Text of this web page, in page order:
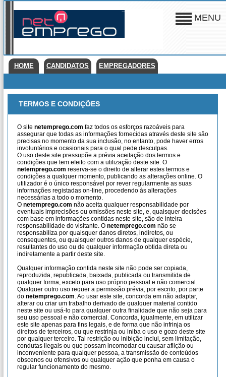
MENU
HOME CANDIDATOS EMPREGADORES
TERMOS E CONDIÇÕES
O site netemprego.com faz todos os esforços razoáveis para
assegurar que todas as informações fornecidas através deste site são
precisas no momento da sua inclusão, no entanto, pode haver erros
involuntários e ocasionais para o qual pede desculpas.
O uso deste site pressupõe a prévia aceitação dos termos e
condições que tem efeito com a utilização deste site. O
netemprego.com reserva-se o direito de alterar estes termos e
condições a qualquer momento, publicando as alterações online. O
utilizador é o único responsável por rever regularmente as suas
informações registadas on-line, procedendo às alterações
necessárias a todo o momento.
O netemprego.com não aceita qualquer responsabilidade por
eventuais imprecisões ou omissões neste site, e, quaisquer decisões
com base em informações contidas neste site, são de inteira
responsabilidade do visitante. O netemprego.com não se
responsabiliza por quaisquer danos diretos, indiretos, ou
consequentes, ou quaisquer outros danos de qualquer espécie,
resultantes do uso ou de qualquer informação obtida direta ou
indiretamente a partir deste site.
Qualquer informação contida neste site não pode ser copiada,
reproduzida, republicada, baixada, publicada ou transmitida de
qualquer forma, exceto para uso próprio pessoal e não comercial.
Qualquer outro uso requer a permissão prévia, por escrito, por parte
do netemprego.com. Ao usar este site, concorda em não adaptar,
alterar ou criar um trabalho derivado de qualquer material contido
neste site ou usá-lo para qualquer outra finalidade que não seja para
seu uso pessoal e não comercial. Concorda, igualmente, em utilizar
este site apenas para fins legais, e de forma que não infrinja os
direitos de terceiros, ou que restrinja ou iniba o uso e gozo deste site
por qualquer terceiro. Tal restrição ou inibição inclui, sem limitação,
condutas ilegais ou que possam incomodar ou causar aflição ou
inconveniente para qualquer pessoa, a transmissão de conteúdos
obscenos ou ofensivos ou qualquer ação que ponha em causa o
regular funcionamento do mesmo.